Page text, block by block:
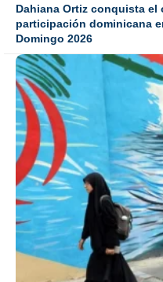
Dahiana Ortiz conquista
participación dominicana
Domingo 2026